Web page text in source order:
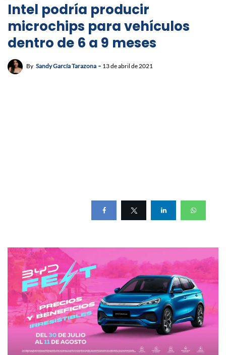
Intel podría producir
microchips para vehículos
dentro de 6 a 9 meses
By Sandy García Tarazona 13 de abril de 2021